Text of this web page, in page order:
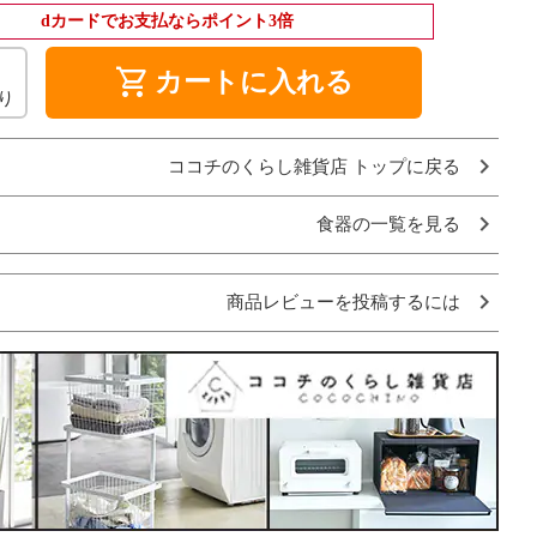
dカードでお支払ならポイント3倍
shopping_cart カートに入れる
ココチのくらし雑貨店 トップに戻る
食器の一覧を見る
商品レビューを投稿するには